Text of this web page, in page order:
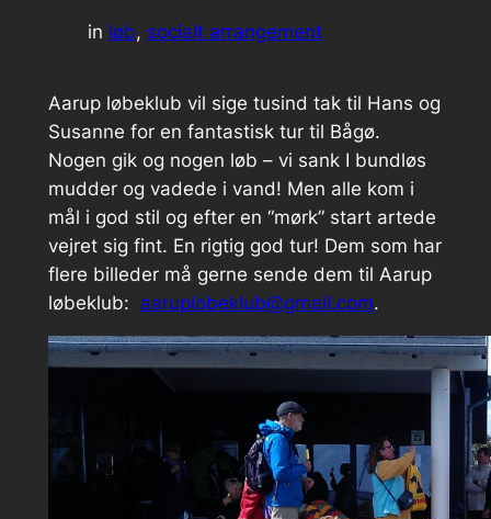
in løb, socialt arrangement
Aarup løbeklub vil sige tusind tak til Hans og
Susanne for en fantastisk tur til Bågø.
Nogen gik og nogen løb – vi sank I bundløs
mudder og vadede i vand! Men alle kom i
mål i god stil og efter en “mørk” start artede
vejret sig fint. En rigtig god tur! Dem som har
flere billeder må gerne sende dem til Aarup
løbeklub: aaruplobeklub@gmail.com.